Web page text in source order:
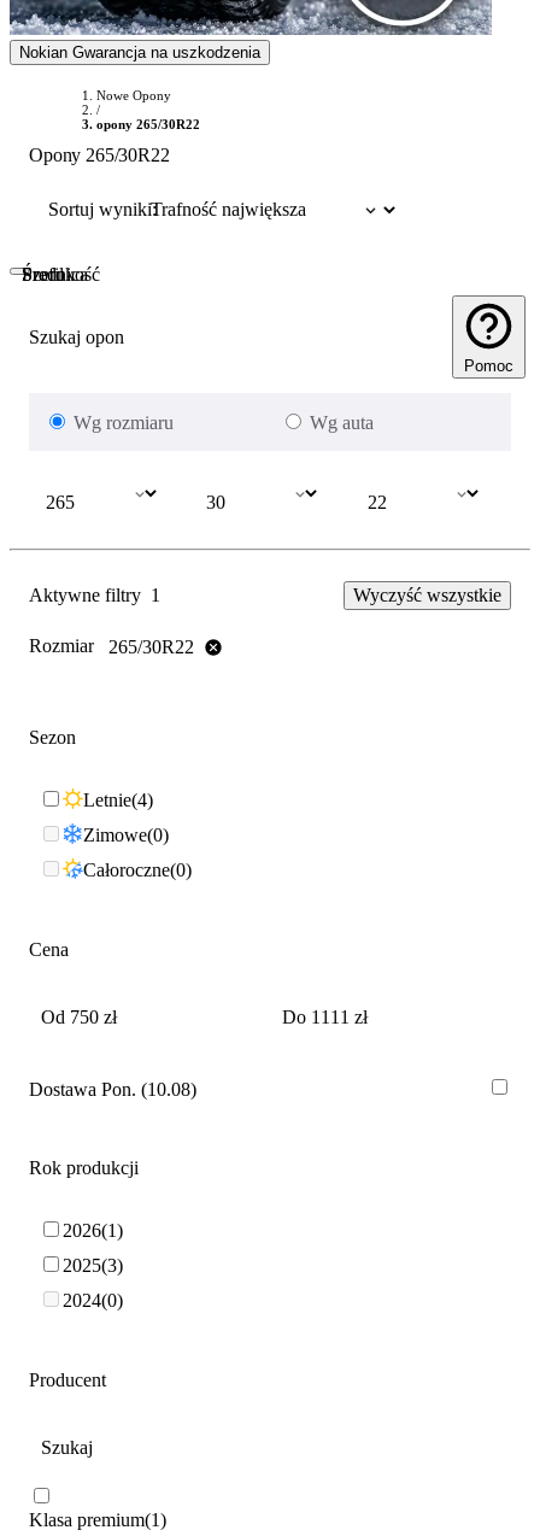
Nokian Gwarancja na uszkodzenia
Nowe Opony
/
opony 265/30R22
Opony 265/30R22
Sortuj wyniki:
Szukaj opon
Pomoc
Wg rozmiaru Wg auta
Szerokość
Profil
Średnica
Aktywne filtry 1 Wyczyść wszystkie
Rozmiar 265/30R22
Sezon
Letnie 4
Zimowe 0
Całoroczne 0
Cena
Dostawa Pon. (10.08)
Rok produkcji
2026 1
2025 3
2024 0
Producent
Klasa premium 1